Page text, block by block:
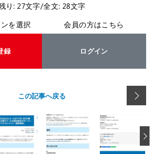
り: 27文字/全文: 28文字
を選択
録
会員の方はこちら
ログイン
この記事へ戻る